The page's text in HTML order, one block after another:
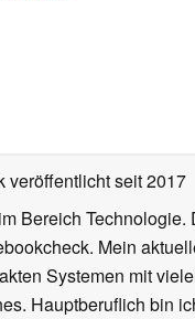
veröffentlichtseit 2017
Bereich
Mein
Systemen mit
Hauptberuflich bin